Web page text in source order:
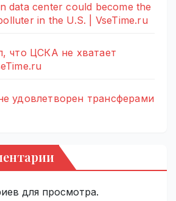
data center could become the
in the U.S. | VseTime.ru
что ЦСКА не хватает
удовлетворен трансферами
для просмотра.